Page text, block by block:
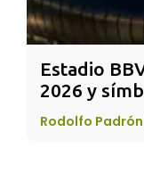
un hilo para
para adornar el
papel picado
también
darle tu estilo
Estadio
2026 y
Rodolfo Padrón